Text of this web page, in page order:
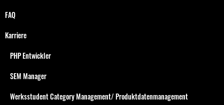
FAQ
Karriere
PHP Entwickler
SEM Manager
Werksstudent Category Management/ Produktdatenmanagement